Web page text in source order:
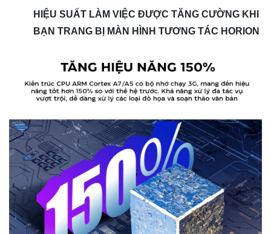
HIỆU SUẤT LÀM VIỆC ĐƯỢC TĂNG CƯỜNG KHI
BẠN TRANG BỊ MÀN HÌNH TƯƠNG TÁC HORION